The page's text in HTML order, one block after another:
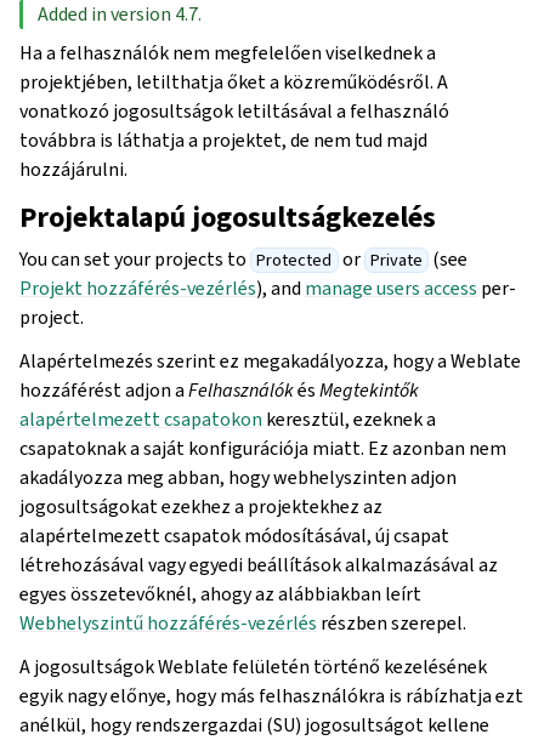
Added in version 4.7.
Ha a felhasználók nem megfelelően viselkednek a
projektjében, letilthatja őket a közreműködésről. A
vonatkozó jogosultságok letiltásával a felhasználó
továbbra is láthatja a projektet, de nem tud majd
hozzájárulni.
Projektalapú jogosultságkezelés
You can set your projects to Protected or Private (see
Projekt hozzáférés-vezérlés), and manage users access per-
project.
Alapértelmezés szerint ez megakadályozza, hogy a Weblate
hozzáférést adjon aFelhasználókésMegtekintők
alapértelmezett csapatokon keresztül, ezeknek a
csapatoknak a saját konfigurációja miatt. Ez azonban nem
akadályozza meg abban, hogy webhelyszinten adjon
jogosultságokat ezekhez a projektekhez az
alapértelmezett csapatok módosításával, új csapat
létrehozásával vagy egyedi beállítások alkalmazásával az
egyes összetevőknél, ahogy az alábbiakban leírt
Webhelyszintű hozzáférés-vezérlés részben szerepel.
A jogosultságok Weblate felületén történő kezelésének
egyik nagy előnye, hogy más felhasználókra is rábízhatja ezt
anélkül, hogy rendszergazdai (SU) jogosultságot kellene